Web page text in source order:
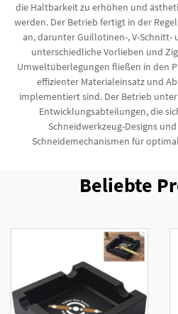
die Haltbarkeit zu erhöhen und
werden. Der Betrieb fertigt in der
an, darunter Guillotinen-, V-Schnitt-
unterschiedliche Vorlieben und
Umweltüberlegungen fließen in den
effizienter Materialeinsatz und
implementiert sind. Der Betrieb
Entwicklungsabteilungen, die
Schneidwerkzeug-Designs
Schneidemechanismen für
Beliebte